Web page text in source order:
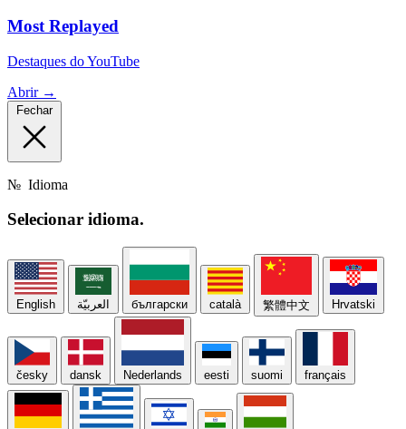
Most Replayed
Destaques do YouTube
Abrir →
Fechar
№ Idioma
Selecionar idioma.
English العربيّة български català 繁體中文 Hrvatski
česky dansk Nederlands eesti suomi français